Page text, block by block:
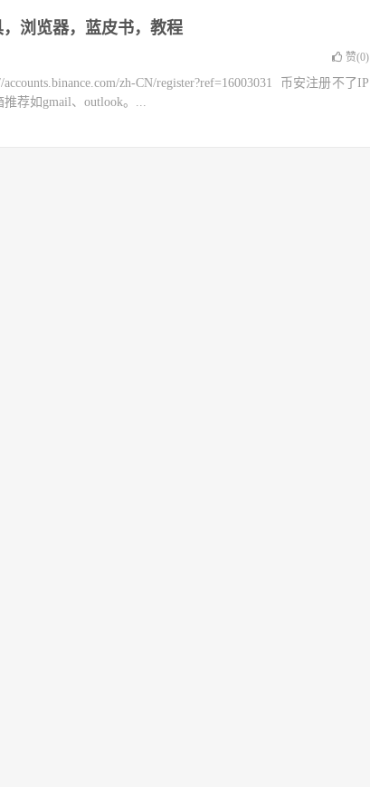
浏览器，蓝皮书，教程
赞(0)
zh-CN/register?ref=16003031 币安注册不了IP
荐如gmail、outlook。...